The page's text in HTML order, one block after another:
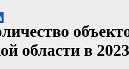
области в